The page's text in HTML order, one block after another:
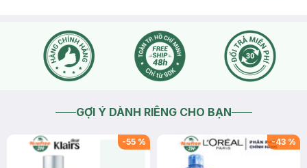
GỢI Ý DÀNH RIÊNG CHO BẠN
-55 % -43 %